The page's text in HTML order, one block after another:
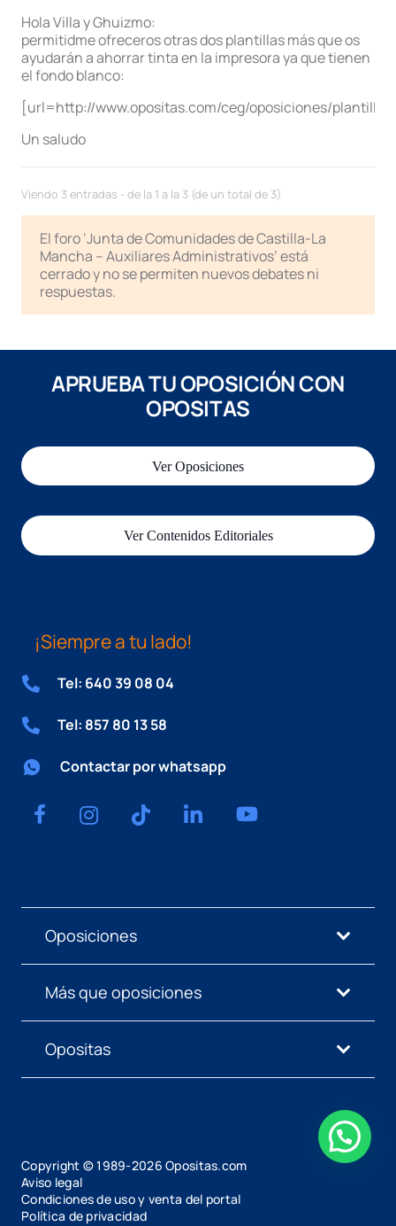
Hola Villa y Ghuizmo:
permitidme ofreceros otras dos plantillas más que os
ayudarán a ahorrar tinta en la impresora ya que tienen
el fondo blanco:
[url=http://www.opositas.com/ceg/oposiciones/
Un saludo
Viendo 3 entradas - de la 1 a la 3 (de un total de 3)
El foro ‘Junta de Comunidades de Castilla-La
Mancha – Auxiliares Administrativos’ está
cerrado y no se permiten nuevos debates ni
respuestas.
APRUEBA TU OPOSICIÓN CON
OPOSITAS
Ver Oposiciones
Ver Contenidos Editoriales
¡Siempre a tu lado!
Tel: 640 39 08 04
Tel: 857 80 13 58
Contactar por whatsapp
Oposiciones
Más que oposiciones
Opositas
Copyright © 1989-2026 Opositas.com
Aviso legal
Condiciones de uso y venta del portal
Política de privacidad